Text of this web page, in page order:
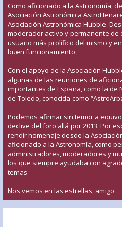
Como aficionado a la Astronomía,
Asociación Astronómica
Asociación Astronómica Hubble.
moderador activo y permanente
usuario más prolífico del mismo y
buen funcionamiento.
Con el apoyo de la Asociación
algunas de las reuniones de
importantes de España, como la de
de Toledo, conocida como
Podemos afirmar sin temor a
declive del foro allá por 2013. Por
rendir homenaje desde la
aficionado a la Astronomía, como
administradores, moderadores y
los que siempre ayudaba con
temas.
Nos vemos en las estrellas, amigo